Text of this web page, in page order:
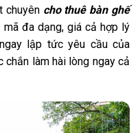
chuyên cho thuê bàn ghế
đa dạng, giá cả hợp lý
lập tức yêu cầu của
chắn làm hài lòng ngay cả